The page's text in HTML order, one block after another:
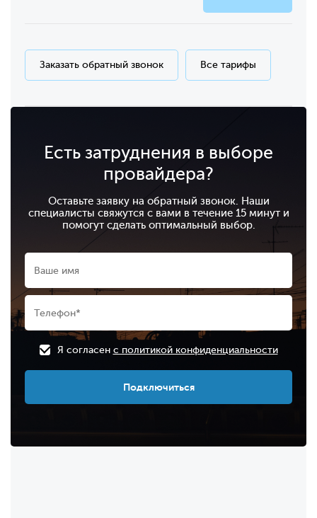
Заказать обратный звонок Все тарифы
Есть затруднения в выборе
провайдера?
Оставьте заявку на обратный звонок. Наши
специалисты свяжутся с вами в течение 15 минут и
помогут сделать оптимальный выбор.
Я согласен с политикой конфиденциальности
Подключиться